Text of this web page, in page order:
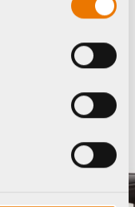
Xlc